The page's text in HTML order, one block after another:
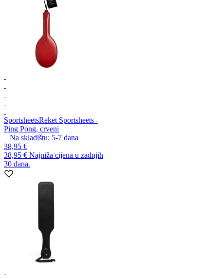
SportsheetsReket Sportsheets -
Ping Pong, crveni
Na skladištu: 5-7 dana
38,95 €
38,95 € Najniža cijena u zadnjih
30 dana.